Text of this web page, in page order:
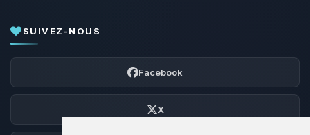
SUIVEZ-NOUS
Facebook
X